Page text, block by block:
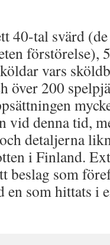
40-tal svärd
förstörelse),
vars
över 200
vid denna tid,
detaljerna
i Finland.
beslag som
en som hittats i